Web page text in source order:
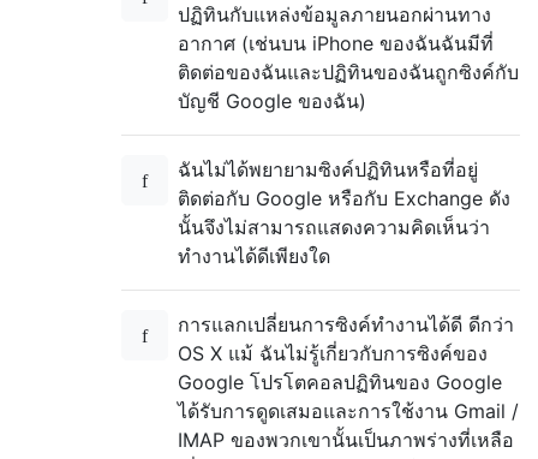
ปฏิทินกับแหล่งข้อมูลภายนอกผ่านทาง
อากาศ (เช่นบน iPhone ของฉันฉันมีที่
ติดต่อของฉันและปฏิทินของฉันถูกซิงค์กับ
บัญชี Google ของฉัน)
ฉันไม่ได้พยายามซิงค์ปฏิทินหรือที่อยู่
ติดต่อกับ Google หรือกับ Exchange ดัง
นั้นจึงไม่สามารถแสดงความคิดเห็นว่า
ทำงานได้ดีเพียงใด
การแลกเปลี่ยนการซิงค์ทำงานได้ดี ดีกว่า
OS X แม้ ฉันไม่รู้เกี่ยวกับการซิงค์ของ
Google โปรโตคอลปฏิทินของ Google
ได้รับการดูดเสมอและการใช้งาน Gmail /
IMAP ของพวกเขานั้นเป็นภาพร่างที่เหลือ